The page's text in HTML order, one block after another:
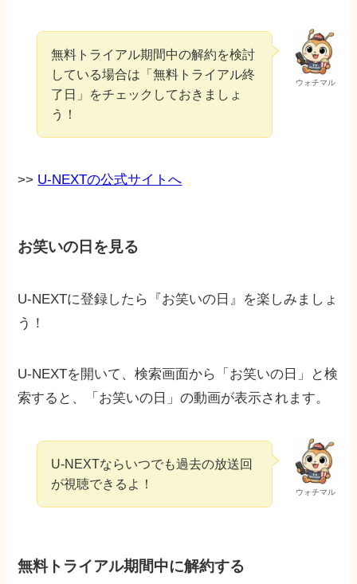
ウォチマル
無料トライアル期間中の解約を検討
している場合は「無料トライアル終
了日」をチェックしておきましょ
う！
>> U-NEXTの公式サイトへ
お笑いの日を見る
U-NEXTに登録したら『お笑いの日』を楽しみましょ
う！
U-NEXTを開いて、検索画面から「お笑いの日」と検
索すると、「お笑いの日」の動画が表示されます。
ウォチマル
U-NEXTならいつでも過去の放送回
が視聴できるよ！
無料トライアル期間中に解約する